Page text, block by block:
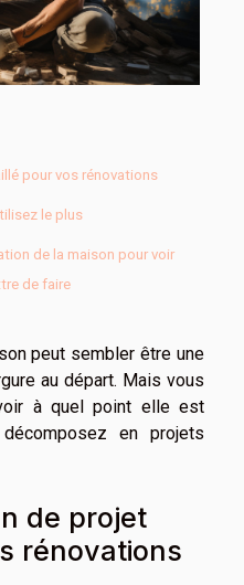
pour vos rénovations
le plus
de la maison pour voir
de faire
peut sembler être une
au départ. Mais vous
à quel point elle est
en projets
de projet
rénovations